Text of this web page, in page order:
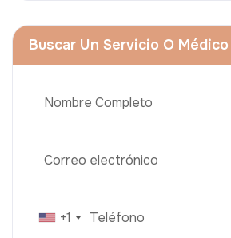
Buscar Un Servicio O Médico
+1